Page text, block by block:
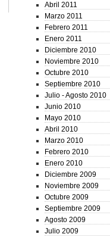
Abril 2011
Marzo 2011
Febrero 2011
Enero 2011
Diciembre 2010
Noviembre 2010
Octubre 2010
Septiembre 2010
Julio - Agosto 2010
Junio 2010
Mayo 2010
Abril 2010
Marzo 2010
Febrero 2010
Enero 2010
Diciembre 2009
Noviembre 2009
Octubre 2009
Septiembre 2009
Agosto 2009
Julio 2009